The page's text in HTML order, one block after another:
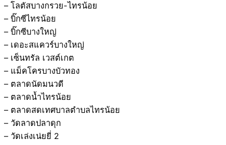
– โลตัสบางกรวย-ไทรน้อย
– บิ๊กซีไทรน้อย
– บิ๊กซีบางใหญ่
– เดอะสแควร์บางใหญ่
– เซ็นทรัล เวสต์เกต
– แม็คโครบางบัวทอง
– ตลาดนัดมนวดี
– ตลาดน้ำไทรน้อย
– ตลาดสดเทศบาลตำบลไทรน้อย
– วัดลาดปลาดุก
– วัดเล่งเน่ยยี่ 2